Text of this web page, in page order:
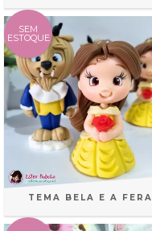
SEM
ESTOQUE
TEMA BELA E A FERA